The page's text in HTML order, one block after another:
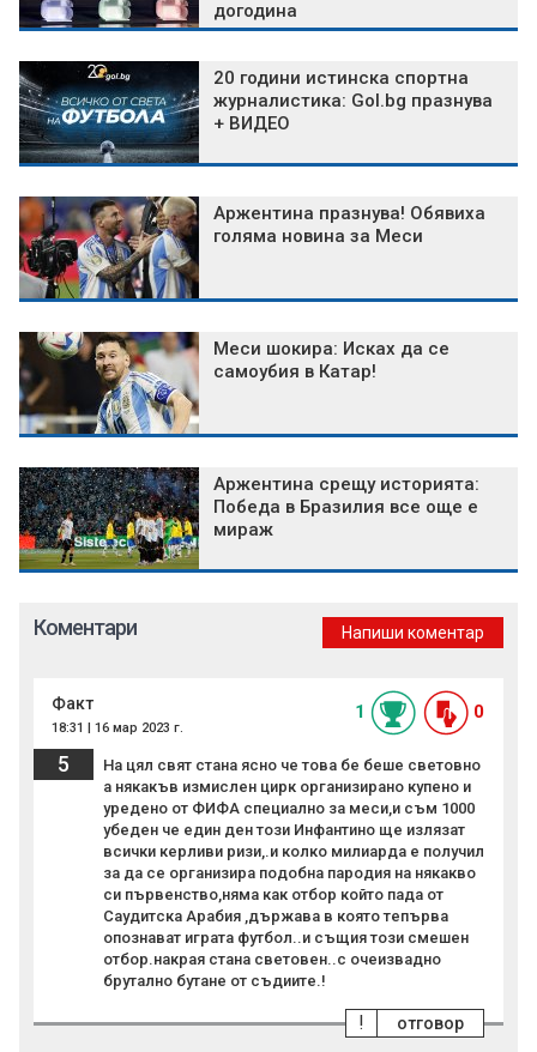
догодина
20 години истинска спортна
журналистика: Gol.bg празнува
+ ВИДЕО
Аржентина празнува! Обявиха
голяма новина за Меси
Меси шокира: Исках да се
самоубия в Катар!
Аржентина срещу историята:
Победа в Бразилия все още е
мираж
Коментари Напиши коментар
Факт
18:31 | 16 мар 2023 г.
1 0
5
На цял свят стана ясно че това бе беше световно
а някакъв измислен цирк организирано купено и
уредено от ФИФА специално за меси,и съм 1000
убеден че един ден този Инфантино ще излязат
всички керливи ризи,.и колко милиарда е получил
за да се организира подобна пародия на някакво
си първенство,няма как отбор който пада от
Саудитска Арабия ,държава в която тепърва
опознават играта футбол..и същия този смешен
отбор.накрая стана световен..с очеизвадно
брутално бутане от съдиите.!
отговор
!